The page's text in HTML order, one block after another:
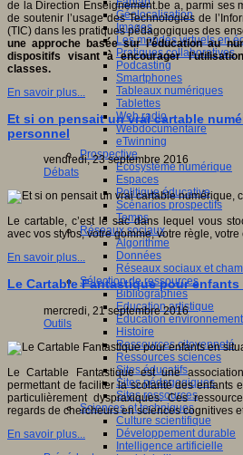
Géolocalisation
Images
Les mondes virtuels en
Pratiques collaboratives
Podcasting
Smartphones
Tableaux numériques
Tablettes
Web radio
Webdocumentaire
eTwinning
Prospective
Ecosystème numérique
Espaces
Politique éducative
Scénarios prospectifs
Temps
Réseaux sociaux
Algorithme
Données
Réseaux sociaux et
Sélection de ressources
Bibliographies
Education artistique
Education
Histoire
Ressources citoyenneté
Ressources sciences
Sites éducatifs
Sites pédagogiques
Sites ressources
Sciences et techniques
Culture scientifique
Développement durable
Intelligence artificielle
de la Direction Enseignement.be a, parmi ses
de soutenir l’usage des Technologies de
(TIC) dans les pratiques pédagogiques des
une approche basée sur l’éducation au
dispositifs visant à encourager
classes.
En savoir plus...
Et si on pensait un vrai cartable
personnel
vendredi, 23 septembre 2016
Débats
Le cartable, c’est le sac dans lequel vous
avec vos stylos, votre gomme, votre règle,
En savoir plus...
Le Cartable Fantastique pour
mercredi, 21 septembre 2016
Outils
Le Cartable Fantastique est une
permettant de faciliter la scolarité des enfants
particulièrement dyspraxiques. Ces
regards de chercheurs en sciences cognitives
En savoir plus...